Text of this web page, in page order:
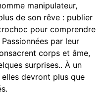
manipulateur,
de son rêve : publier
pour comprendre
par leur
corps et âme,
surprises.. À un
devront plus que